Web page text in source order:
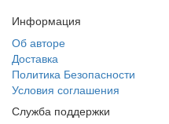
Информация
Об авторе
Доставка
Политика Безопасности
Условия соглашения
Служба поддержки